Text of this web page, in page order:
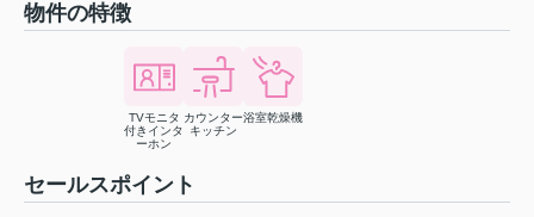
物件の特徴
TVモニタ
付きインタ
ーホン
カウンター
キッチン
浴室乾燥機
セールスポイント